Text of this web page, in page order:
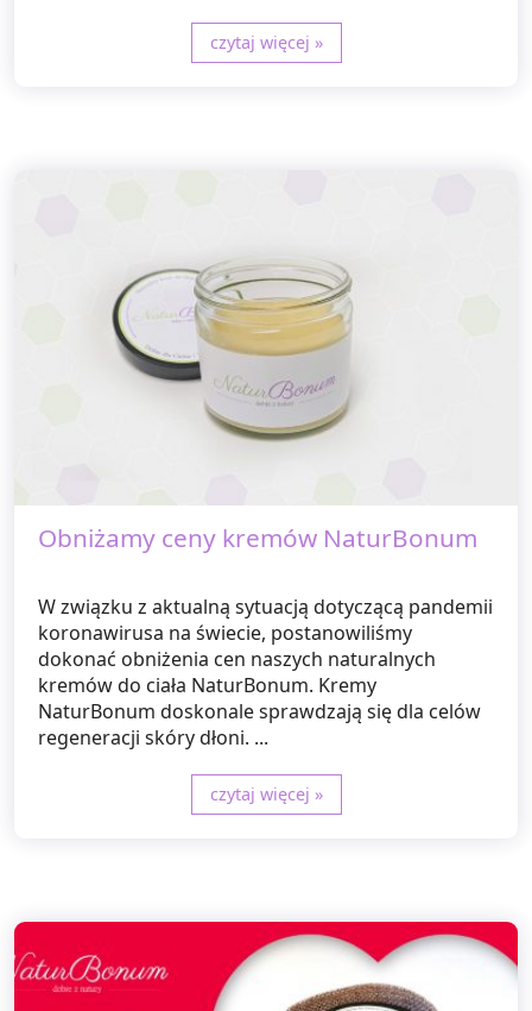
czytaj więcej »
Obniżamy ceny kremów NaturBonum
W związku z aktualną sytuacją dotyczącą pandemii
koronawirusa na świecie, postanowiliśmy
dokonać obniżenia cen naszych naturalnych
kremów do ciała NaturBonum. Kremy
NaturBonum doskonale sprawdzają się dla celów
regeneracji skóry dłoni. ...
czytaj więcej »